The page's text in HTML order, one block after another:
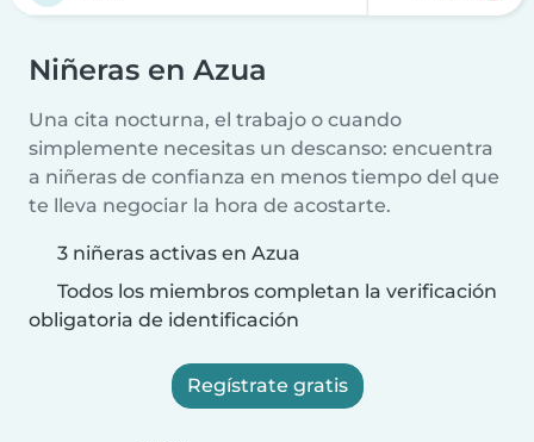
Niñeras en Azua
Una cita nocturna, el trabajo o cuando
simplemente necesitas un descanso: encuentra
a niñeras de confianza en menos tiempo del que
te lleva negociar la hora de acostarte.
3 niñeras activas en Azua
Todos los miembros completan la verificación
obligatoria de identificación
Regístrate gratis